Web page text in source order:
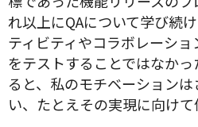
れ以上にQAについて学び続
ティビティやコラボレーシ
をテストすることではなか
ると、私のモチベーション
い、たとえその実現に向け